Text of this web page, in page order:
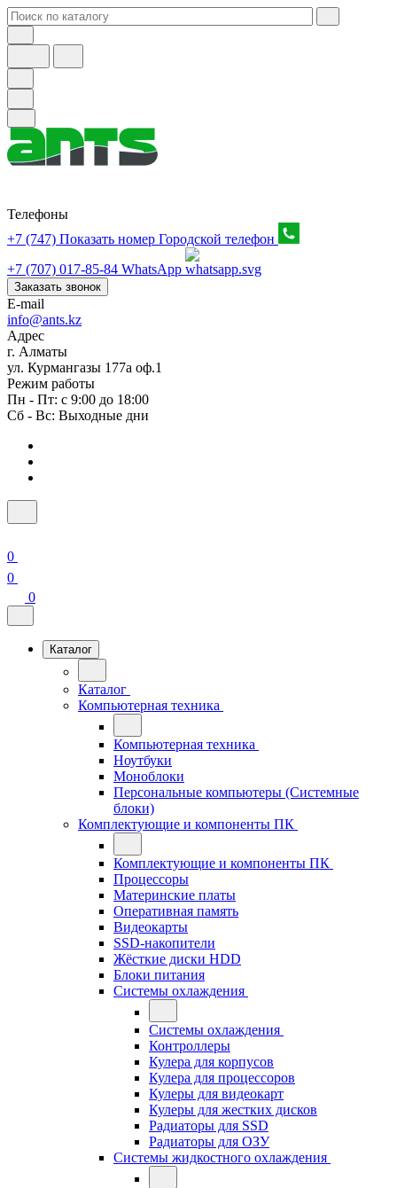
Телефоны
+7 (747) Показать номер Городской телефон
+7 (707) 017-85-84 WhatsApp
Заказать звонок
E-mail
info@ants.kz
Адрес
г. Алматы
ул. Курмангазы 177а оф.1
Режим работы
Пн - Пт: с 9:00 до 18:00
Сб - Вс: Выходные дни
0
0
0
Каталог
Каталог
Компьютерная техника
Компьютерная техника
Ноутбуки
Моноблоки
Персональные компьютеры (Системные
блоки)
Комплектующие и компоненты ПК
Комплектующие и компоненты ПК
Процессоры
Материнские платы
Оперативная память
Видеокарты
SSD-накопители
Жёсткие диски HDD
Блоки питания
Системы охлаждения
Системы охлаждения
Контроллеры
Кулера для корпусов
Кулера для процессоров
Кулеры для видеокарт
Кулеры для жестких дисков
Радиаторы для SSD
Радиаторы для ОЗУ
Системы жидкостного охлаждения